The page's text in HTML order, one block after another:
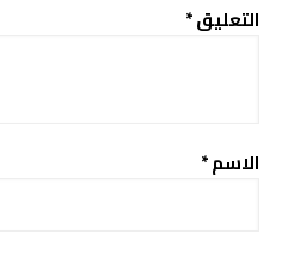
التعليق*
الاسم*